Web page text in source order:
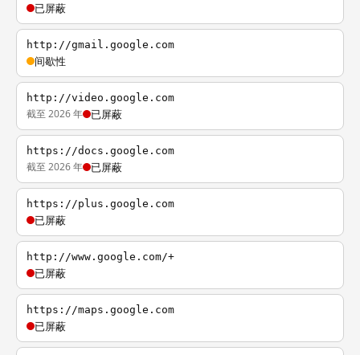
已屏蔽
http://gmail.google.com
间歇性
http://video.google.com
截至 2026 年 已屏蔽
https://docs.google.com
截至 2026 年 已屏蔽
https://plus.google.com
已屏蔽
http://www.google.com/+
已屏蔽
https://maps.google.com
已屏蔽